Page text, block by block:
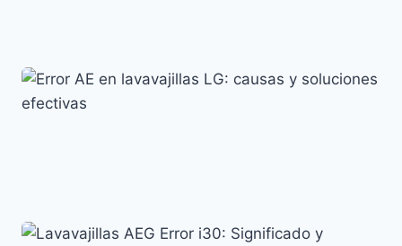
Error LC en Lavavajillas Samsung: Causas y
Soluciones
Error AE en lavavajillas LG: causas y soluciones